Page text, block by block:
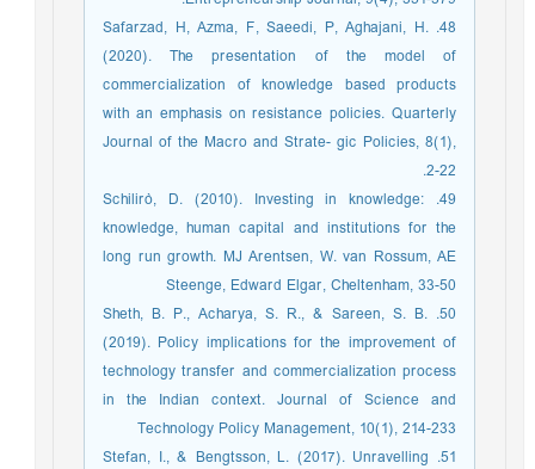
48. Safarzad, H, Azma, F, Saeedi, P, Aghajani, H.
(2020). The presentation of the model of
commercialization of knowledge based products
with an emphasis on resistance policies. Quarterly
Journal of the Macro and Strate- gic Policies, 8(1),
2-22.
49. Schilirò, D. (2010). Investing in knowledge:
knowledge, human capital and institutions for the
long run growth. MJ Arentsen, W. van Rossum, AE
Steenge, Edward Elgar, Cheltenham, 33-50
50. Sheth, B. P., Acharya, S. R., & Sareen, S. B.
(2019). Policy implications for the improvement of
technology transfer and commercialization process
in the Indian context. Journal of Science and
Technology Policy Management, 10(1), 214-233
51. Stefan, I., & Bengtsson, L. (2017). Unravelling